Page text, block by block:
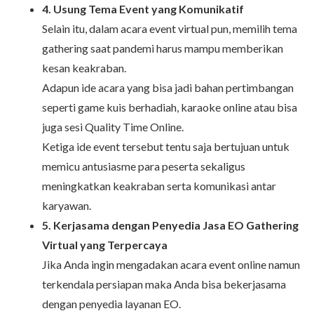
4. Usung Tema Event yang Komunikatif
Selain itu, dalam acara event virtual pun, memilih tema
gathering saat pandemi harus mampu memberikan
kesan keakraban.
Adapun ide acara yang bisa jadi bahan pertimbangan
seperti game kuis berhadiah, karaoke online atau bisa
juga sesi Quality Time Online.
Ketiga ide event tersebut tentu saja bertujuan untuk
memicu antusiasme para peserta sekaligus
meningkatkan keakraban serta komunikasi antar
karyawan.
5. Kerjasama dengan Penyedia Jasa EO Gathering
Virtual yang Terpercaya
Jika Anda ingin mengadakan acara event online namun
terkendala persiapan maka Anda bisa bekerjasama
dengan penyedia layanan EO.